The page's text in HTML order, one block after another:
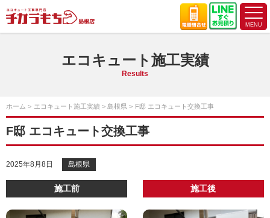
エコキュート施工実績
Results
ホーム エコキュート施工実績 島根県 F邸 エコキュート交換工事
F邸 エコキュート交換工事
2025年8月8日 島根県
施工前 施工後